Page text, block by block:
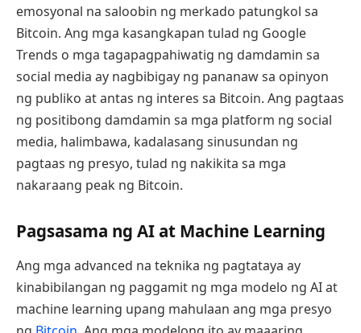
emosyonal na saloobin ng merkado patungkol sa
Bitcoin. Ang mga kasangkapan tulad ng Google
Trends o mga tagapagpahiwatig ng damdamin sa
social media ay nagbibigay ng pananaw sa opinyon
ng publiko at antas ng interes sa Bitcoin. Ang pagtaas
ng positibong damdamin sa mga platform ng social
media, halimbawa, kadalasang sinusundan ng
pagtaas ng presyo, tulad ng nakikita sa mga
nakaraang peak ng Bitcoin.
Pagsasama ng AI at Machine Learning
Ang mga advanced na teknika ng pagtataya ay
kinabibilangan ng paggamit ng mga modelo ng AI at
machine learning upang mahulaan ang mga presyo